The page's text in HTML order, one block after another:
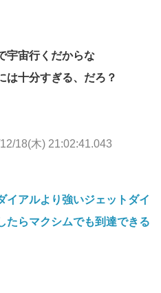
宇宙行くだからな
は十分すぎる、だろ？
18(木) 21:02:41.043
イアルより強いジェットダイ
たらマクシムでも到達できる